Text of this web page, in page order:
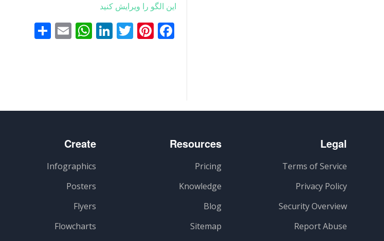
این الگو را ویرایش کنید
Facebook
Pinterest
Twitter
LinkedIn
WhatsApp
Email
Create
Infographics
Posters
Flyers
Flowcharts
Resources
Pricing
Knowledge
Blog
Sitemap
Legal
Terms of Service
Privacy Policy
Security Overview
Report Abuse